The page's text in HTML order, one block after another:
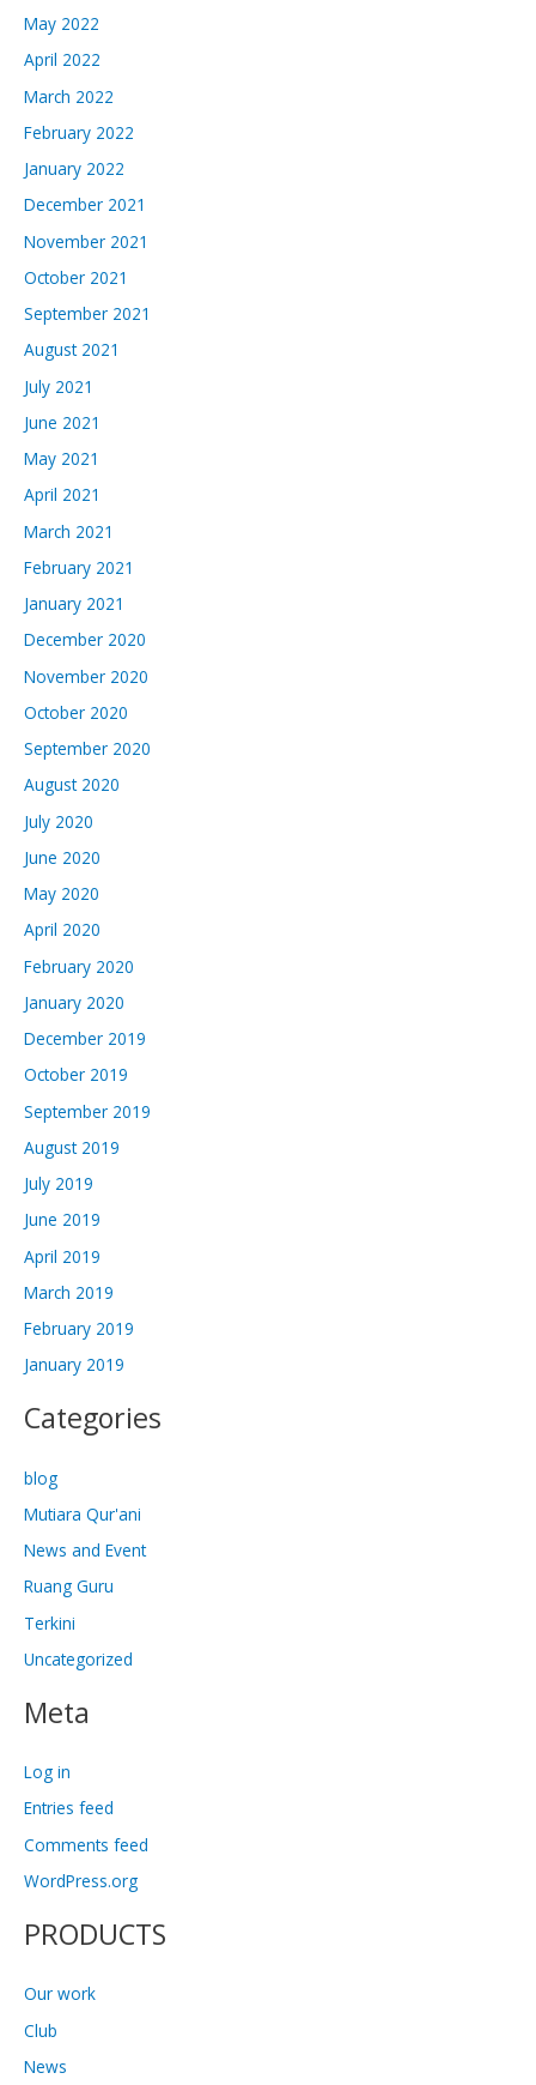
May 2022
April 2022
March 2022
February 2022
January 2022
December 2021
November 2021
October 2021
September 2021
August 2021
July 2021
June 2021
May 2021
April 2021
March 2021
February 2021
January 2021
December 2020
November 2020
October 2020
September 2020
August 2020
July 2020
June 2020
May 2020
April 2020
February 2020
January 2020
December 2019
October 2019
September 2019
August 2019
July 2019
June 2019
April 2019
March 2019
February 2019
January 2019
Categories
blog
Mutiara Qur'ani
News and Event
Ruang Guru
Terkini
Uncategorized
Meta
Log in
Entries feed
Comments feed
WordPress.org
PRODUCTS
Our work
Club
News